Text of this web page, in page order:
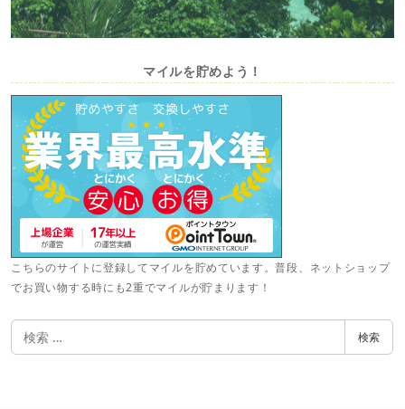
マイルを貯めよう！
こちらのサイトに登録してマイルを貯めています。普段、ネットショップ
でお買い物する時にも2重でマイルが貯まります！
検
索
検索